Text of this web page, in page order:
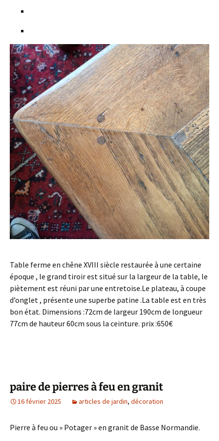
Table ferme en chêne XVIII siècle restaurée à une certaine
époque , le grand tiroir est situé sur la largeur de la table, le
piètement est réuni par une entretoise.Le plateau, à coupe
d’onglet , présente une superbe patine .La table est en très
bon état. Dimensions :72cm de largeur 190cm de longueur
77cm de hauteur 60cm sous la ceinture. prix :650€
paire de pierres à feu en granit
16 février 2025 articles de jardin, décoration
Pierre à feu ou » Potager » en granit de Basse Normandie.